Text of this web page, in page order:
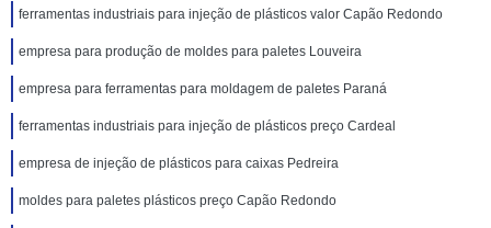
ferramentas industriais para injeção de plásticos valor Capão Redondo
empresa para produção de moldes para paletes Louveira
empresa para ferramentas para moldagem de paletes Paraná
ferramentas industriais para injeção de plásticos preço Cardeal
empresa de injeção de plásticos para caixas Pedreira
moldes para paletes plásticos preço Capão Redondo